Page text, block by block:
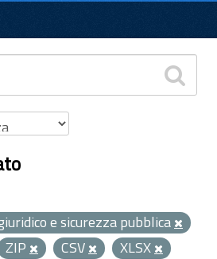
e sicurezza pubblica
ZIP CSV
XLSX